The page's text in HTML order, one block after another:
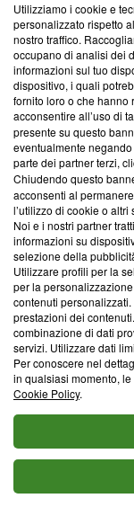
Questa sezione
News, sui nostri
creare news di
‘Trust Project -
ancora membro
parte; Trust
conformità agli
Su di noi
Team editoriale
Corporate
Redazione
Informativa
Cookie Policy
Blasting SA, IDI
Lugano (Svizzera)
© 2026 Blasting
Utilizziamo i cookie e
personalizzato rispetto
nostro traffico.
occupano di analisi dei
informazioni sul tuo
dispositivo, i quali
fornito loro o che hanno
acconsentire all’uso di
presente su questo
eventualmente
parte dei partner terzi,
Chiudendo questo
acconsenti al
l’utilizzo di cookie o
Noi e i nostri partner
informazioni su
selezione della
Utilizzare profili per la
per la
contenuti
prestazioni dei
combinazione di dati
servizi. Utilizzare dati
Per conoscere nel
in qualsiasi momento,
Cookie Policy.